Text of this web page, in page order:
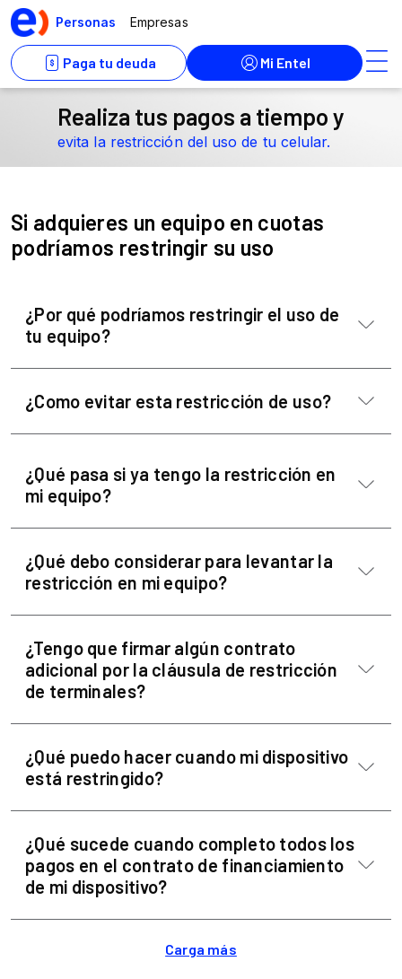
Realiza tus pagos a tiempo y
evita la restricción del uso de tu celular.
Si adquieres un equipo en cuotas
podríamos restringir su uso
¿Por qué podríamos restringir el uso de
tu equipo?
¿Como evitar esta restricción de uso?
¿Qué pasa si ya tengo la restricción en
mi equipo?
¿Qué debo considerar para levantar la
restricción en mi equipo?
¿Tengo que firmar algún contrato
adicional por la cláusula de restricción
de terminales?
¿Qué puedo hacer cuando mi dispositivo
está restringido?
¿Qué sucede cuando completo todos los
pagos en el contrato de financiamiento
de mi dispositivo?